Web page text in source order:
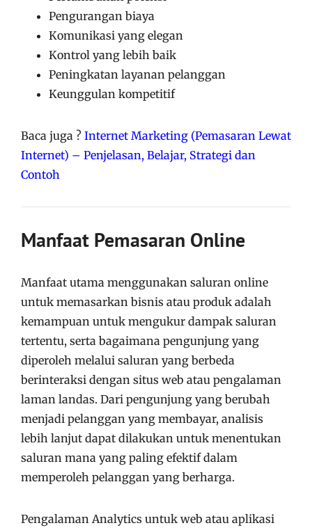
Pengurangan biaya
Komunikasi yang elegan
Kontrol yang lebih baik
Peningkatan layanan pelanggan
Keunggulan kompetitif
Baca juga ? Internet Marketing (Pemasaran Lewat
Internet) – Penjelasan, Belajar, Strategi dan
Contoh
Manfaat Pemasaran Online
Manfaat utama menggunakan saluran online
untuk memasarkan bisnis atau produk adalah
kemampuan untuk mengukur dampak saluran
tertentu, serta bagaimana pengunjung yang
diperoleh melalui saluran yang berbeda
berinteraksi dengan situs web atau pengalaman
laman landas. Dari pengunjung yang berubah
menjadi pelanggan yang membayar, analisis
lebih lanjut dapat dilakukan untuk menentukan
saluran mana yang paling efektif dalam
memperoleh pelanggan yang berharga.
Pengalaman Analytics untuk web atau aplikasi